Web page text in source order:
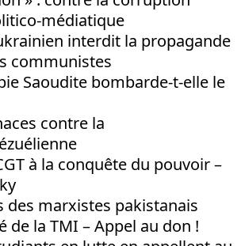
médiatique
interdit la propagande
communistes
Saoudite bombarde-t-elle le
contre la
à la conquête du pouvoir –
des marxistes pakistanais
de la TMI – Appel au don !